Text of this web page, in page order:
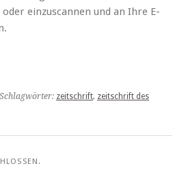
einzuscannen und an Ihre E-
zeitschrift, zeitschrift des